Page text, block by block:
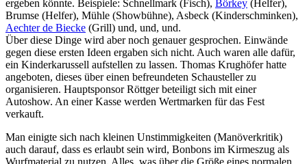
ergeben könnte. Beispiele: Schnellmark (Fisch), Börkey (Helfer),
Brumse (Helfer), Mühle (Showbühne), Asbeck (Kinderschminken),
Aechter de Biecke (Grill) und, und, und.
Über diese Dinge wird aber noch genauer gesprochen. Einwände
gegen diese ersten Ideen ergaben sich nicht. Auch waren alle dafür,
ein Kinderkarussell aufstellen zu lassen. Thomas Krughöfer hatte
angeboten, dieses über einen befreundeten Schausteller zu
organisieren. Hauptsponsor Röttger beteiligt sich mit einer
Autoshow. An einer Kasse werden Wertmarken für das Fest
verkauft.
Man einigte sich nach kleinen Unstimmigkeiten (Manöverkritik)
auch darauf, dass es erlaubt sein wird, Bonbons im Kirmeszug als